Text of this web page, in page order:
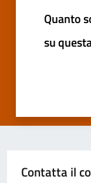
Quanto
su
Contatta il